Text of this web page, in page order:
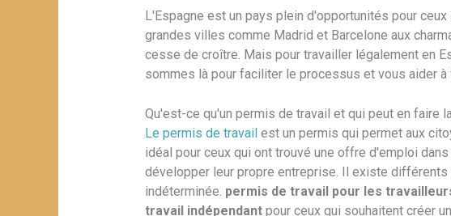
L'Espagne est un pays plein d'opportunités pour
grandes villes comme Madrid et Barcelone aux
cesse de croître. Mais pour travailler légalement en
sommes là pour faciliter le processus et vous aider
Qu'est-ce qu'un permis de travail et qui peut en faire
Le permis de travail est un permis qui permet aux
idéal pour ceux qui ont trouvé une offre d'emploi
développer leur propre entreprise. Il existe
indéterminée. permis de travail pour les
travail indépendantpour ceux qui souhaitent créer